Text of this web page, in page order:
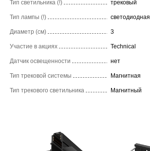
Тип светильника (!) трековый
Тип лампы (!) светодиодная
Диаметр (см) 3
Участие в акциях Technical
Датчик освещенности нет
Тип трековой системы Магнитная
Тип трекового светильника Магнитный